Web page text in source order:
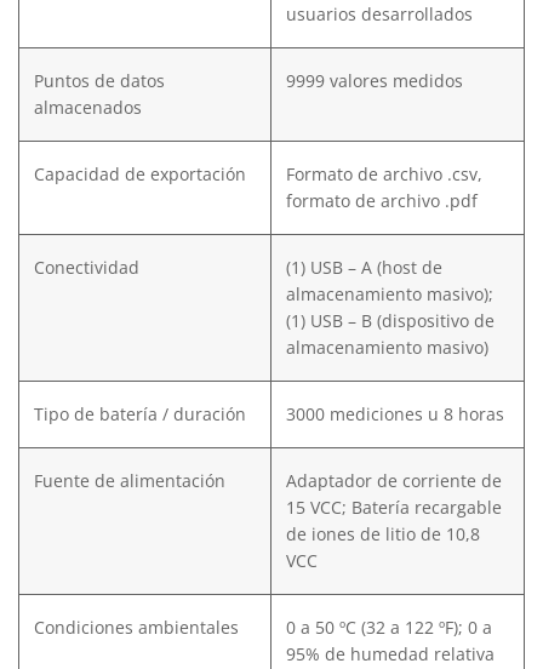
usuarios desarrollados
Puntos de datos
almacenados
9999 valores medidos
Capacidad de exportación
Formato de archivo .csv,
formato de archivo .pdf
Conectividad
(1) USB – A (host de
almacenamiento masivo);
(1) USB – B (dispositivo de
almacenamiento masivo)
Tipo de batería / duración 3000 mediciones u 8 horas
Fuente de alimentación
Adaptador de corriente de
15 VCC; Batería recargable
de iones de litio de 10,8
VCC
Condiciones ambientales
0 a 50 ºC (32 a 122 ºF); 0 a
95% de humedad relativa